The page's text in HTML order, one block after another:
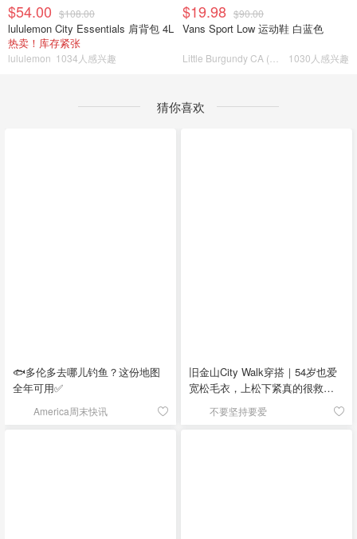
$54.00 $108.00
lululemon City Essentials 肩背包 4L
热卖！库存紧张
lululemon 1034人感兴趣
$19.98 $90.00
Vans Sport Low 运动鞋 白蓝色
1030人感兴趣
猜你喜欢
🐟多伦多去哪儿钓鱼？这份地图
全年可用✅
America周末快讯
旧金山City Walk穿搭｜54岁也爱
宽松毛衣，上松下紧真的很救比
不要坚持要爱